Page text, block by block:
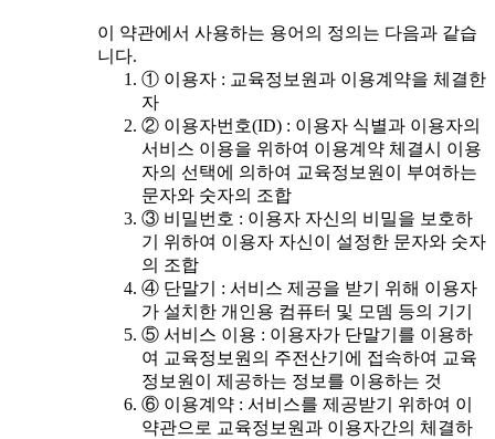
이 약관에서 사용하는 용어의 정의는 다음과 같습
니다.
① 이용자 : 교육정보원과 이용계약을 체결한
자
② 이용자번호(ID) : 이용자 식별과 이용자의
서비스 이용을 위하여 이용계약 체결시 이용
자의 선택에 의하여 교육정보원이 부여하는
문자와 숫자의 조합
③ 비밀번호 : 이용자 자신의 비밀을 보호하
기 위하여 이용자 자신이 설정한 문자와 숫자
의 조합
④ 단말기 : 서비스 제공을 받기 위해 이용자
가 설치한 개인용 컴퓨터 및 모뎀 등의 기기
⑤ 서비스 이용 : 이용자가 단말기를 이용하
여 교육정보원의 주전산기에 접속하여 교육
정보원이 제공하는 정보를 이용하는 것
⑥ 이용계약 : 서비스를 제공받기 위하여 이
약관으로 교육정보원과 이용자간의 체결하